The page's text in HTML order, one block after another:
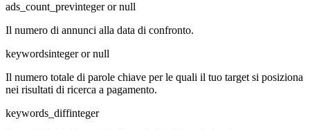
ads_count_previnteger or null
Il numero di annunci alla data di confronto.
keywordsinteger or null
Il numero totale di parole chiave per le quali il tuo target si posiziona
nei risultati di ricerca a pagamento.
keywords_diffinteger